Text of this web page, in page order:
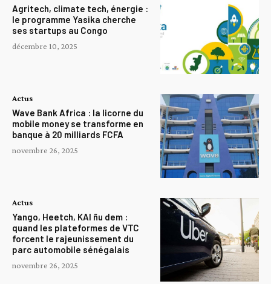
Agritech, climate tech, énergie :
le programme Yasika cherche
ses startups au Congo
décembre 10, 2025
Actus
Wave Bank Africa : la licorne du
mobile money se transforme en
banque à 20 milliards FCFA
novembre 26, 2025
Actus
Yango, Heetch, KAI ñu dem :
quand les plateformes de VTC
forcent le rajeunissement du
parc automobile sénégalais
novembre 26, 2025